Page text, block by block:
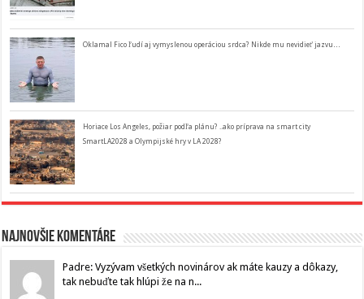
Oklamal Fico ľudí aj vymyslenou operáciou srdca? Nikde mu nevidieť jazvu…
Horiace Los Angeles, požiar podľa plánu? ..ako príprava na smart city
SmartLA2028 a Olympijské hry v LA 2028?
Najnovšie komentáre
Padre: Vyzývam všetkých novinárov ak máte kauzy a dôkazy,
tak nebuďte tak hlúpi že na n...